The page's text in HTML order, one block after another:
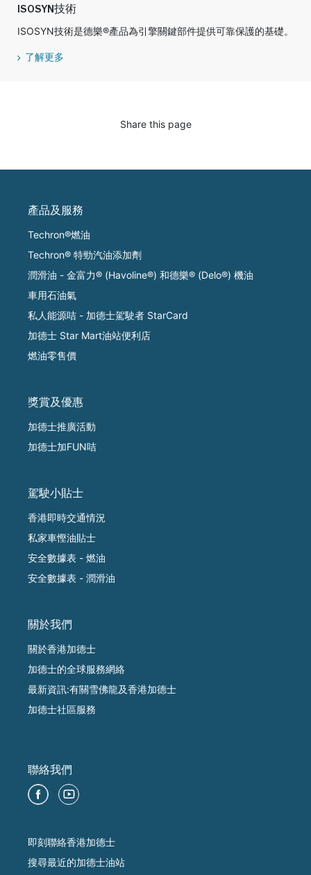
ISOSYN技術
ISOSYN技術是德樂®產品為引擎關鍵部件提供可靠保護的基礎。
了解更多
Share this page
產品及服務
Techron®燃油
Techron® 特勁汽油添加劑
潤滑油 - 金富力® (Havoline®) 和德樂® (Delo®) 機油
車用石油氣
私人能源咭 - 加德士駕駛者 StarCard
加德士 Star Mart油站便利店
燃油零售價
獎賞及優惠
加德士推廣活動
加德士加FUN咭
駕駛小貼士
香港即時交通情況
私家車慳油貼士
安全數據表 - 燃油
安全數據表 - 潤滑油
關於我們
關於香港加德士
加德士的全球服務網絡
最新資訊:有關雪佛龍及香港加德士
加德士社區服務
聯絡我們
即刻聯絡香港加德士
搜尋最近的加德士油站